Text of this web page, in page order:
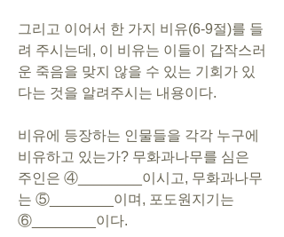
그리고 이어서 한 가지 비유(6-9절)를 들
려 주시는데, 이 비유는 이들이 갑작스러
운 죽음을 맞지 않을 수 있는 기회가 있
다는 것을 알려주시는 내용이다.
비유에 등장하는 인물들을 각각 누구에
비유하고 있는가? 무화과나무를 심은
주인은 ④________이시고, 무화과나무
는 ⑤________이며, 포도원지기는
⑥________이다.